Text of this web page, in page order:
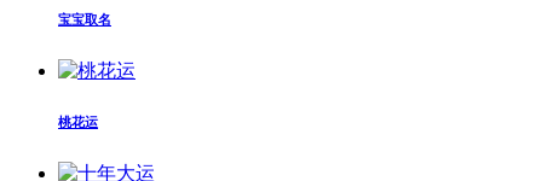
宝宝取名
桃花运